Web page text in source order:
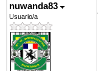
nuwanda83
Usuario/a